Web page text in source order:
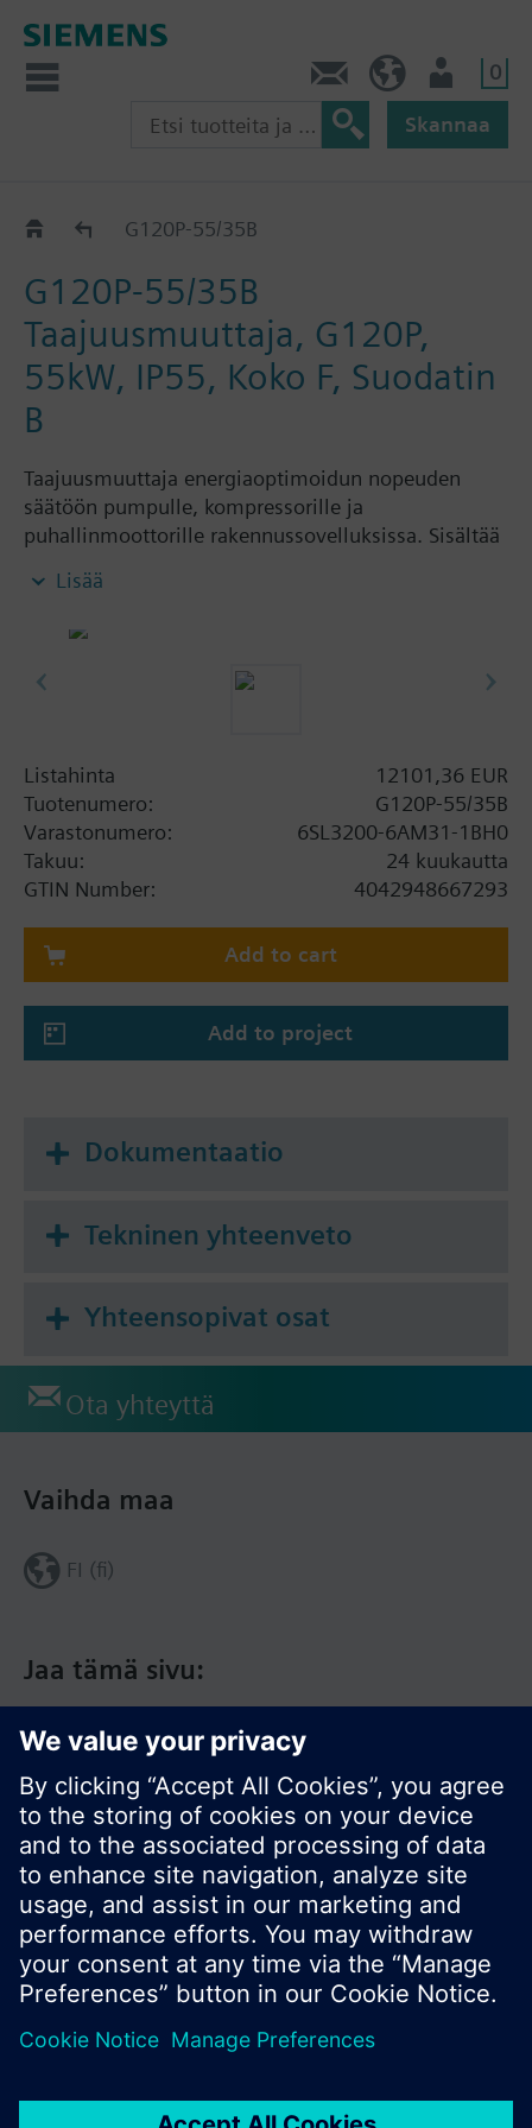
0
Skannaa
G120P..AM..B..
G120P-55/35B
G120P-55/35B
Taajuusmuuttaja, G120P,
55kW, IP55, Koko F, Suodatin
B
Taajuusmuuttaja energiaoptimoidun nopeuden
säätöön pumpulle, kompressorille ja
puhallinmoottorille rakennussovelluksissa. Sisältää
Unit CU230P-2-BT.
Lisätietoa
When using a BOP-2 or Blanking Cover the depth
Lisää
Listahinta
12101,36 EUR
Tuotenumero:
G120P-55/35B
Varastonumero:
6SL3200-6AM31-1BH0
Takuu:
24 kuukautta
GTIN Number:
4042948667293
Add to cart
Add to project
Dokumentaatio
Tekninen yhteenveto
Yhteensopivat osat
Ota yhteyttä
Jaa tämä sivu:
Vaihda maa
FI (fi)
© Siemens Switzerland Ltd. 2017